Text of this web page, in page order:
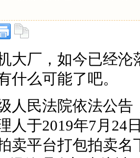
大厂，如今已经
什么可能了吧。
人民法院依法公
人于2019年7月24
卖平台打包拍卖